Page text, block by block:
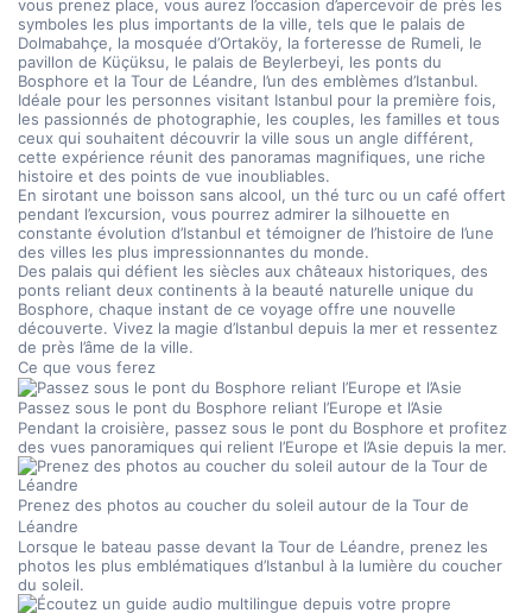
vous prenez place, vous aurez l’occasion d’apercevoir de près les
symboles les plus importants de la ville, tels que le palais de
Dolmabahçe, la mosquée d’Ortaköy, la forteresse de Rumeli, le
pavillon de Küçüksu, le palais de Beylerbeyi, les ponts du
Bosphore et la Tour de Léandre, l’un des emblèmes d’Istanbul.
Idéale pour les personnes visitant Istanbul pour la première fois,
les passionnés de photographie, les couples, les familles et tous
ceux qui souhaitent découvrir la ville sous un angle différent,
cette expérience réunit des panoramas magnifiques, une riche
histoire et des points de vue inoubliables.
En sirotant une boisson sans alcool, un thé turc ou un café offert
pendant l’excursion, vous pourrez admirer la silhouette en
constante évolution d’Istanbul et témoigner de l’histoire de l’une
des villes les plus impressionnantes du monde.
Des palais qui défient les siècles aux châteaux historiques, des
ponts reliant deux continents à la beauté naturelle unique du
Bosphore, chaque instant de ce voyage offre une nouvelle
découverte. Vivez la magie d’Istanbul depuis la mer et ressentez
de près l’âme de la ville.
Ce que vous ferez
Passez sous le pont du Bosphore reliant l’Europe et l’Asie
Pendant la croisière, passez sous le pont du Bosphore et profitez
des vues panoramiques qui relient l’Europe et l’Asie depuis la mer.
Prenez des photos au coucher du soleil autour de la Tour de
Léandre
Lorsque le bateau passe devant la Tour de Léandre, prenez les
photos les plus emblématiques d’Istanbul à la lumière du coucher
du soleil.